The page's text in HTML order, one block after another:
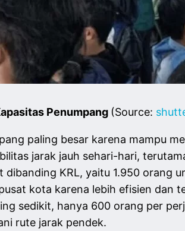
Penumpang (Source:
paling besar karena mampu
jarak jauh sehari-hari,
dibanding KRL, yaitu 1.950 orang
kota karena lebih efisien dan
sedikit, hanya 600 orang per
rute jarak pendek.